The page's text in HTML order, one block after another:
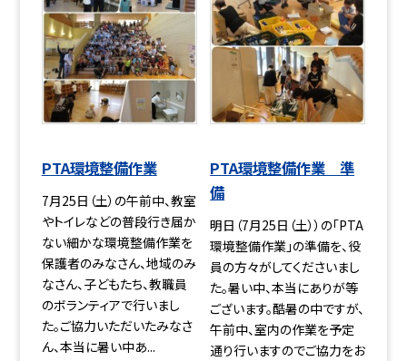
PTA環境整備作業
7月25日（土）の午前中、教室
やトイレなどの普段行き届か
ない細かな環境整備作業を
保護者のみなさん、地域のみ
なさん、子どもたち、教職員
のボランティアで行いまし
た。ご協力いただいたみなさ
ん、本当に暑い中あ...
PTA環境整備作業 準
備
明日（7月25日（土））の「PTA
環境整備作業」の準備を、役
員の方々がしてくださいまし
た。暑い中、本当にありが等
ございます。酷暑の中ですが、
午前中、室内の作業を予定
通り行いますのでご協力をお